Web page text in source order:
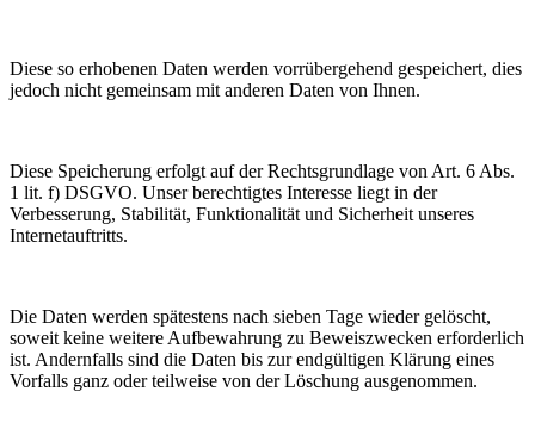
Diese so erhobenen Daten werden vorrübergehend gespeichert, dies
jedoch nicht gemeinsam mit anderen Daten von Ihnen.
Diese Speicherung erfolgt auf der Rechtsgrundlage von Art. 6 Abs.
1 lit. f) DSGVO. Unser berechtigtes Interesse liegt in der
Verbesserung, Stabilität, Funktionalität und Sicherheit unseres
Internetauftritts.
Die Daten werden spätestens nach sieben Tage wieder gelöscht,
soweit keine weitere Aufbewahrung zu Beweiszwecken erforderlich
ist. Andernfalls sind die Daten bis zur endgültigen Klärung eines
Vorfalls ganz oder teilweise von der Löschung ausgenommen.